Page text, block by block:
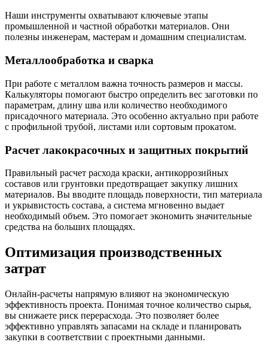
Наши инструменты охватывают ключевые этапы
промышленной и частной обработки материалов. Они
полезны инженерам, мастерам и домашним специалистам.
Металлообработка и сварка
При работе с металлом важна точность размеров и массы.
Калькуляторы помогают быстро определить вес заготовки по
параметрам, длину шва или количество необходимого
присадочного материала. Это особенно актуально при работе
с профильной трубой, листами или сортовым прокатом.
Расчет лакокрасочных и защитных покрытий
Правильный расчет расхода краски, антикоррозийных
составов или грунтовки предотвращает закупку лишних
материалов. Вы вводите площадь поверхности, тип материала
и укрывистость состава, а система мгновенно выдает
необходимый объем. Это помогает экономить значительные
средства на больших площадях.
Оптимизация производственных
затрат
Онлайн-расчеты напрямую влияют на экономическую
эффективность проекта. Понимая точное количество сырья,
вы снижаете риск перерасхода. Это позволяет более
эффективно управлять запасами на складе и планировать
закупки в соответствии с проектными данными.